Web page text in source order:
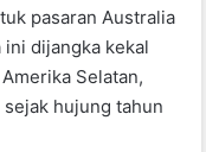
pasaran Australia
dijangka kekal
Selatan,
hujung tahun